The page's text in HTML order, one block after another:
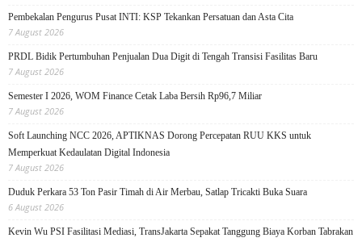
Pembekalan Pengurus Pusat INTI: KSP Tekankan Persatuan dan Asta Cita
7 August 2026
PRDL Bidik Pertumbuhan Penjualan Dua Digit di Tengah Transisi Fasilitas Baru
7 August 2026
Semester I 2026, WOM Finance Cetak Laba Bersih Rp96,7 Miliar
7 August 2026
Soft Launching NCC 2026, APTIKNAS Dorong Percepatan RUU KKS untuk
Memperkuat Kedaulatan Digital Indonesia
7 August 2026
Duduk Perkara 53 Ton Pasir Timah di Air Merbau, Satlap Tricakti Buka Suara
6 August 2026
Kevin Wu PSI Fasilitasi Mediasi, TransJakarta Sepakat Tanggung Biaya Korban Tabrakan